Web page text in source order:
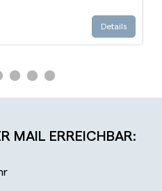
Details
Slide 1
zu Slide 2
zu Slide 3
Gehe zu Slide 4
Gehe zu Slide 5
Gehe zu Slide 6
MAIL ERREICHBAR: